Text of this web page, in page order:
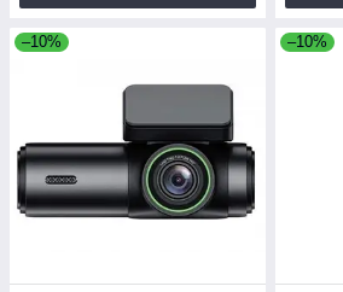
–10% –10%